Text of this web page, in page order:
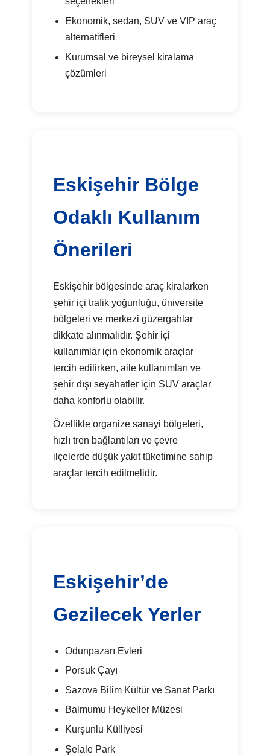
Ekonomik, sedan, SUV ve VIP araç
alternatifleri
Kurumsal ve bireysel kiralama
çözümleri
Eskişehir Bölge
Odaklı Kullanım
Önerileri
Eskişehir bölgesinde araç kiralarken
şehir içi trafik yoğunluğu, üniversite
bölgeleri ve merkezi güzergahlar
dikkate alınmalıdır. Şehir içi
kullanımlar için ekonomik araçlar
tercih edilirken, aile kullanımları ve
şehir dışı seyahatler için SUV araçlar
daha konforlu olabilir.
Özellikle organize sanayi bölgeleri,
hızlı tren bağlantıları ve çevre
ilçelerde düşük yakıt tüketimine sahip
araçlar tercih edilmelidir.
Eskişehir’de
Gezilecek Yerler
Odunpazarı Evleri
Porsuk Çayı
Sazova Bilim Kültür ve Sanat Parkı
Balmumu Heykeller Müzesi
Kurşunlu Külliyesi
Şelale Park